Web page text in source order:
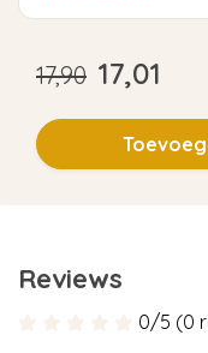
17,90 17,01
Reviews
0/5 (0